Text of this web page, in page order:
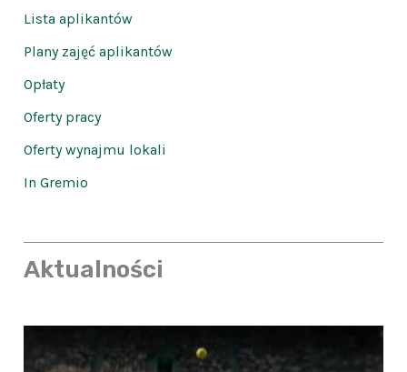
Lista aplikantów
Plany zajęć aplikantów
Opłaty
Oferty pracy
Oferty wynajmu lokali
In Gremio
Aktualności